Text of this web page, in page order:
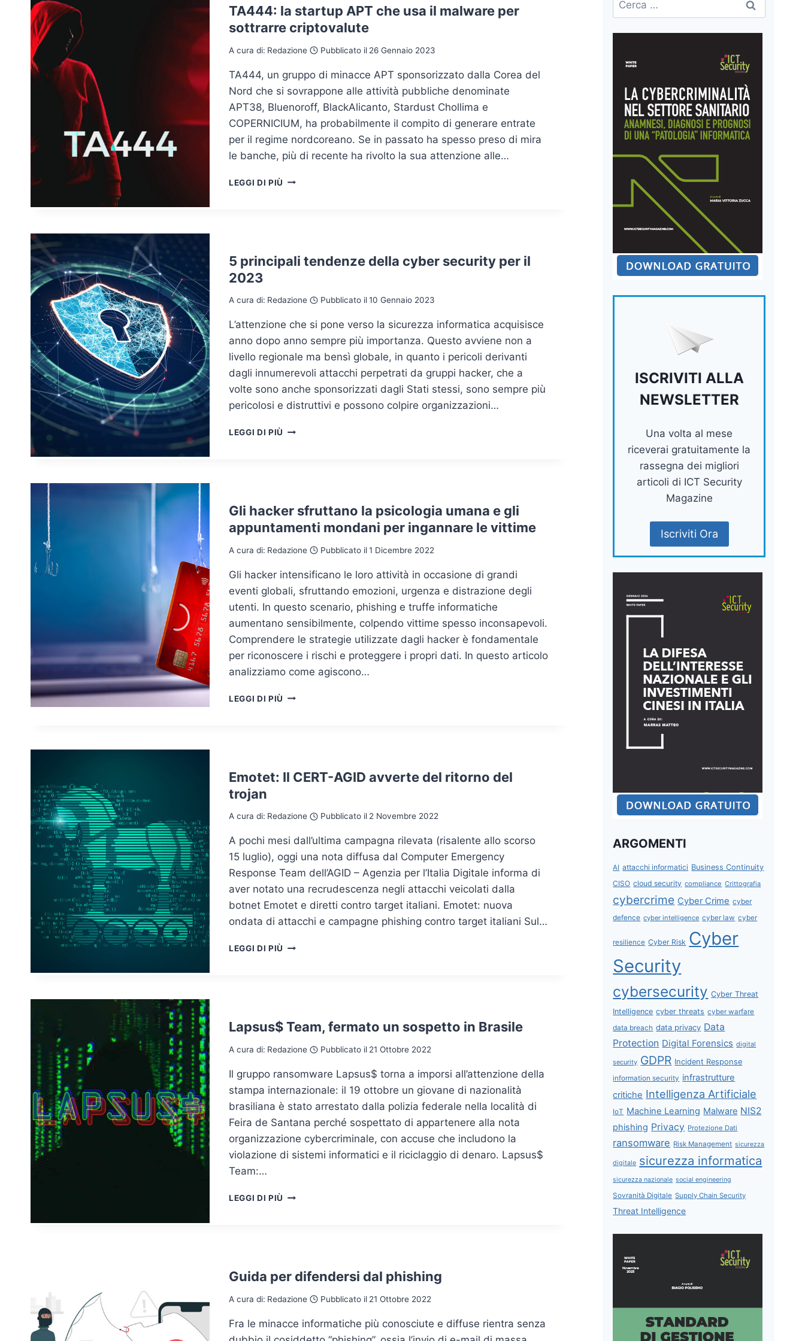
TA444: la startup APT che usa il malware per
sottrarre criptovalute
A cura di: Redazione Pubblicato il 26 Gennaio 2023
TA444, un gruppo di minacce APT sponsorizzato dalla Corea del
Nord che si sovrappone alle attività pubbliche denominate
APT38, Bluenoroff, BlackAlicanto, Stardust Chollima e
COPERNICIUM, ha probabilmente il compito di generare entrate
per il regime nordcoreano. Se in passato ha spesso preso di mira
le banche, più di recente ha rivolto la sua attenzione alle…
LEGGI DI PIÙ TA444:
MALWARE
CRIPTOVALUTE
5 principali tendenze della cyber security per il
2023
A cura di: Redazione Pubblicato il10 Gennaio 2023
L’attenzione che si pone verso la sicurezza informatica acquisisce
anno dopo anno sempre più importanza. Questo avviene non a
livello regionale ma bensì globale, in quanto i pericoli derivanti
dagli innumerevoli attacchi perpetrati da gruppi hacker, che a
volte sono anche sponsorizzati dagli Stati stessi, sono sempre più
pericolosi e distruttivi e possono colpire organizzazioni…
LEGGI DI PIÙ
IL
2023
Gli hacker sfruttano la psicologia umana e gli
appuntamenti mondani per ingannare le vittime
A cura di: Redazione Pubblicato il1 Dicembre 2022
Gli hacker intensificano le loro attività in occasione di grandi
eventi globali, sfruttando emozioni, urgenza e distrazione degli
utenti. In questo scenario, phishing e truffe informatiche
aumentano sensibilmente, colpendo vittime spesso inconsapevoli.
Comprendere le strategie utilizzate dagli hacker è fondamentale
per riconoscere i rischi e proteggere i propri dati. In questo articolo
analizziamo come agiscono…
LEGGI DI PIÙ GLI
E
GLI
PER
LE
VITTIME
Emotet: Il CERT-AGID avverte del ritorno del
trojan
A cura di: Redazione Pubblicato il 2 Novembre 2022
A pochi mesi dall’ultima campagna rilevata (risalente allo scorso
15 luglio), oggi una nota diffusa dal Computer Emergency
Response Team dell’AGID – Agenzia per l’Italia Digitale informa di
aver notato una recrudescenza negli attacchi veicolati dalla
botnet Emotet e diretti contro target italiani. Emotet: nuova
ondata di attacchi e campagne phishing contro target italiani Sul…
LEGGI DI PIÙ EMOTET:
RITORNO
DEL
TROJAN
Lapsus$ Team, fermato un sospetto in Brasile
A cura di: Redazione Pubblicato il 21 Ottobre 2022
Il gruppo ransomware Lapsus$ torna a imporsi all’attenzione della
stampa internazionale: il 19 ottobre un giovane di nazionalità
brasiliana è stato arrestato dalla polizia federale nella località di
Feira de Santana perché sospettato di appartenere alla nota
organizzazione cybercriminale, con accuse che includono la
violazione di sistemi informatici e il riciclaggio di denaro. Lapsus$
Team:…
LEGGI DI PIÙ LAPSUS$
BRASILE
Guida per difendersi dal phishing
A cura di: Redazione Pubblicato il 21 Ottobre 2022
Fra le minacce informatiche più conosciute e diffuse rientra senza
per:
ISCRIVITI ALLA
NEWSLETTER
Una volta al mese
riceverai gratuitamente la
rassegna dei migliori
articoli di ICT Security
Magazine
Iscriviti Ora
ARGOMENTI
AI attacchi informatici Business Continuity
CISO cloud security compliance Crittografia
cybercrime Cyber Crime cyber
defence cyber intelligence cyber law cyber
resilience Cyber Risk Cyber
Security
cybersecurity Cyber Threat
Intelligence cyber threats cyber warfare
data breach data privacy Data
Protection Digital Forensics digital
security GDPR Incident Response
information security infrastrutture
critiche Intelligenza Artificiale
IoT Machine Learning Malware NIS2
phishing Privacy Protezione Dati
ransomware Risk Management sicurezza
digitale sicurezza informatica
sicurezza nazionale social engineering
Sovranità Digitale Supply Chain Security
Threat Intelligence